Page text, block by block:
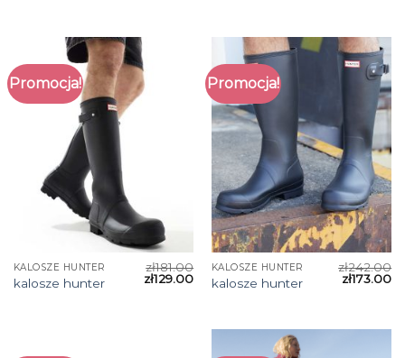
Promocja!
KALOSZE HUNTER
kalosze hunter
zł181.00
zł129.00
Promocja!
KALOSZE HUNTER
kalosze hunter
zł242.00
zł173.00